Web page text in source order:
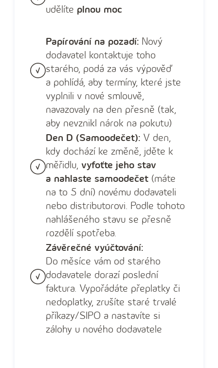
udělíte plnou moc
Papírování na pozadí:Nový
dodavatel kontaktuje toho
starého, podá za vás výpověď
a pohlídá, aby termíny, které jste
vyplnili v nové smlouvě,
navazovaly na den přesně (tak,
aby nevznikl nárok na pokutu)
Den D (Samoodečet): V den,
kdy dochází ke změně, jděte k
měřidlu, vyfoťte jeho stav
a nahlaste samoodečet(máte
na to 5 dní) novému dodavateli
nebo distributorovi. Podle tohoto
nahlášeného stavu se přesně
rozdělí spotřeba.
Závěrečné vyúčtování:
Do měsíce vám od starého
dodavatele dorazí poslední
faktura. Vypořádáte přeplatky či
nedoplatky, zrušíte staré trvalé
příkazy/SIPO a nastavíte si
zálohy u nového dodavatele